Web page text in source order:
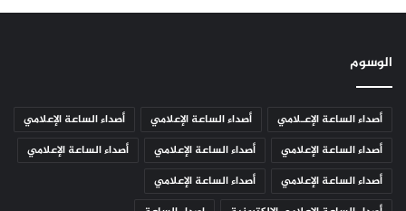
الوسوم
أصداء الساعة الإعـلامي أصداء الساعة الإعلامي
أصداء الساعة الإعلامي
أصداء الساعة الإعلامي
أصداء الساعة الإعلامي
أصداء الساعة الإعلامي
أصداء الساعة الإعلامي
أصداء الساعة الإعلامي